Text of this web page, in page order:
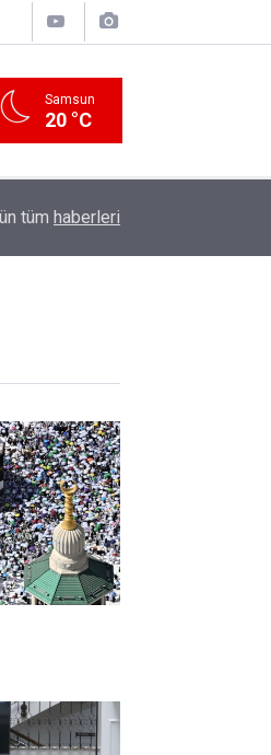
Samsun
20 °C
hasat ve ihraç tarihleri
tüm haberleri